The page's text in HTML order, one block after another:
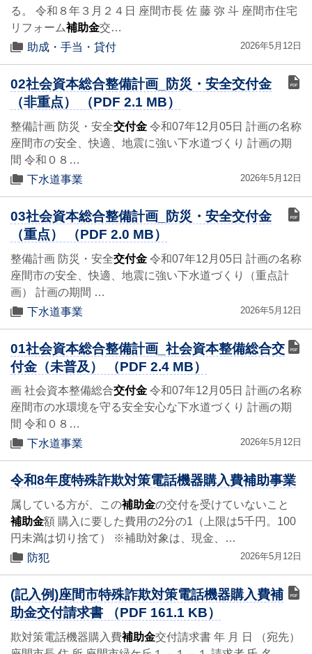
る。 令和８年３月２４日 座間市長 佐 藤 弥 斗 座間市住宅
リフォーム補助金交…
助成・手当・貸付
2026年5月12日
02社会資本総合整備計画_防災・安全交付金
（非重点） （PDF 2.1 MB）
整備計画 防災・安全交付金 令和07年12月05日 計画の名称
座間市の安全、快適、地震に強い下水道づくり 計画の期
間 令和０８…
下水道事業
2026年5月12日
03社会資本総合整備計画_防災・安全交付金
（重点） （PDF 2.0 MB）
整備計画 防災・安全交付金 令和07年12月05日 計画の名称
座間市の安全、快適、地震に強い下水道づくり（重点計
画） 計画の期間 …
下水道事業
2026年5月12日
01社会資本総合整備計画_社会資本整備総合交
付金（未普及） （PDF 2.4 MB）
画 社会資本整備総合交付金 令和07年12月05日 計画の名称
座間市の水環境を守る安全安心な下水道づくり 計画の期
間 令和０８…
下水道事業
2026年5月12日
令和8年度特殊詐欺対策電話機器購入費補助事業
属している方が、この補助金の交付を受けていないこと
補助金額 購入に要した費用の2分の1（上限は5千円。100
円未満は切り捨て） ※補助対象は、現金、…
防犯
2026年5月12日
(記入例)座間市特殊詐欺対策電話機器購入費補
助金交付請求書 （PDF 161.1 KB）
欺対策電話機器購入費補助金交付請求書 年 月 日 （宛先）